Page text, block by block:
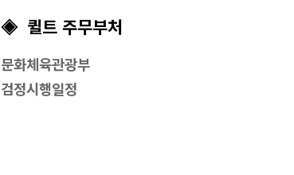
◈ 퀼트 주무부처
문화체육관광부
검정시행일정